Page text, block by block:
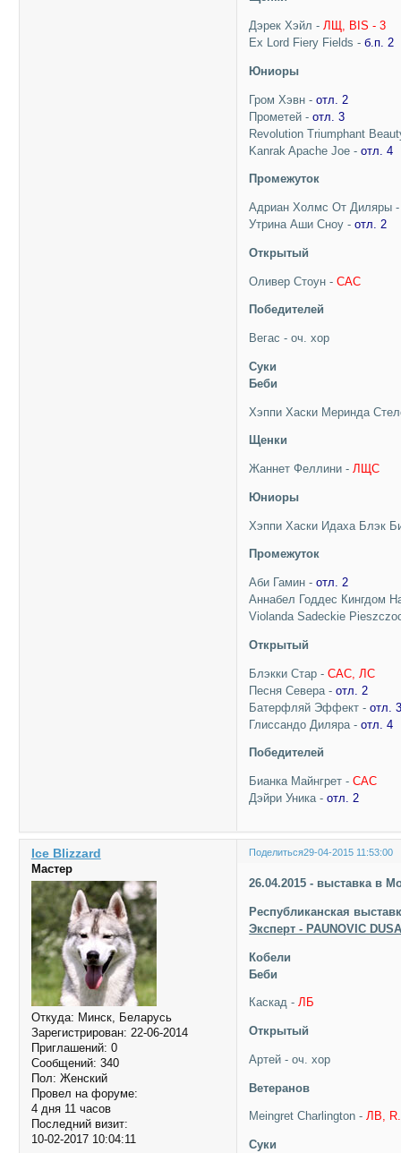
Дэрек Хэйл -ЛЩ, BIS - 3
Ex Lord Fiery Fields -б.п. 2
Юниоры
Гром Хэвн -отл. 2
Прометей -отл. 3
Revolution Triumphant
Kanrak Apache Joe -отл. 4
Промежуток
Адриан Холмс От Диляры
Утрина Аши Сноу -отл. 2
Открытый
Оливер Стоун -CAC
Победителей
Вегас - оч. хор
Суки
Беби
Хэппи Хаски Меринда
Щенки
Жаннет Феллини -ЛЩС
Юниоры
Хэппи Хаски Идаха Блэк
Промежуток
Аби Гамин -отл. 2
Аннабел Годдес Кингдом
Violanda Sadeckie
Открытый
Блэкки Стар -САС, ЛС
Песня Севера -отл. 2
Батерфляй Эффект -отл.
Глиссандо Диляра -отл. 4
Победителей
Бианка Майнгрет -САС
Дэйри Уника -отл. 2
Поделиться29-04-2015 11:53:00
Ice Blizzard
Мастер
Откуда: Минск, Беларусь
Зарегистрирован: 22-06-2014
Приглашений: 0
Сообщений: 340
Пол: Женский
Провел на форуме:
4 дня 11 часов
Последний визит:
10-02-2017 10:04:11
26.04.2015 - выставка в
Республиканская
Эксперт - PAUNOVIC
Кобели
Беби
Каскад -ЛБ
Открытый
Артей - оч. хор
Ветеранов
Meingret Charlington -ЛВ, R.
Суки